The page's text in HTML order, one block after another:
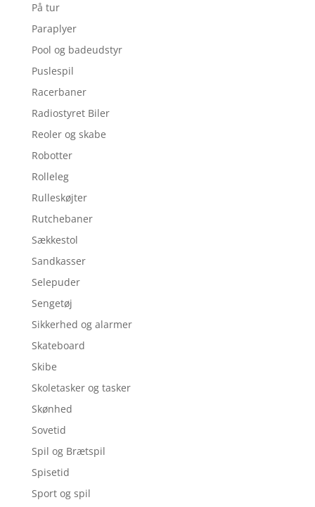
På tur
Paraplyer
Pool og badeudstyr
Puslespil
Racerbaner
Radiostyret Biler
Reoler og skabe
Robotter
Rolleleg
Rulleskøjter
Rutchebaner
Sækkestol
Sandkasser
Selepuder
Sengetøj
Sikkerhed og alarmer
Skateboard
Skibe
Skoletasker og tasker
Skønhed
Sovetid
Spil og Brætspil
Spisetid
Sport og spil